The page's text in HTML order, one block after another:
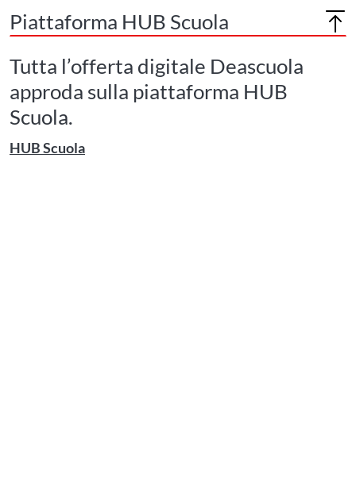
Piattaforma HUB Scuola
Tutta l’offerta digitale Deascuola
approda sulla piattaforma HUB
Scuola.
HUB Scuola